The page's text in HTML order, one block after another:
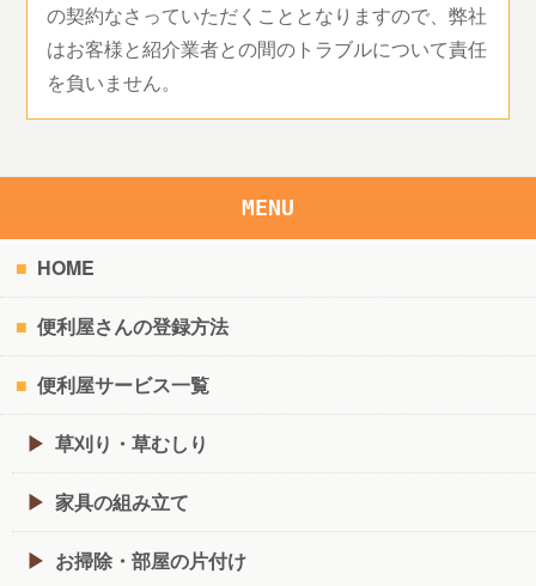
の契約なさっていただくこととなりますので、弊社
はお客様と紹介業者との間のトラブルについて責任
を負いません。
MENU
HOME
便利屋さんの登録方法
便利屋サービス一覧
草刈り・草むしり
家具の組み立て
お掃除・部屋の片付け